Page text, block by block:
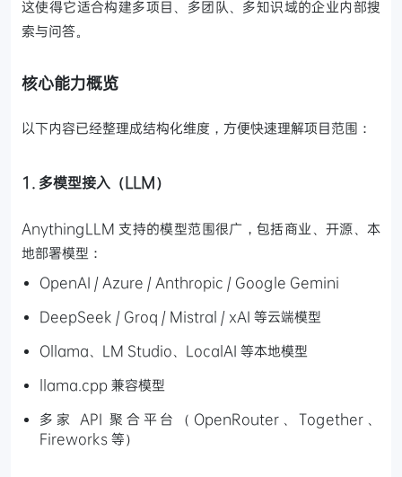
这使得它适合构建多项目、多团队、多知识域的企业内部搜
索与问答。
核心能力概览
以下内容已经整理成结构化维度，方便快速理解项目范围：
1. 多模型接入（LLM）
AnythingLLM 支持的模型范围很广，包括商业、开源、本
地部署模型：
OpenAI / Azure / Anthropic / Google Gemini
DeepSeek / Groq / Mistral / xAI 等云端模型
Ollama、LM Studio、LocalAI 等本地模型
llama.cpp 兼容模型
多家 API 聚合平台（OpenRouter、Together、
Fireworks 等）